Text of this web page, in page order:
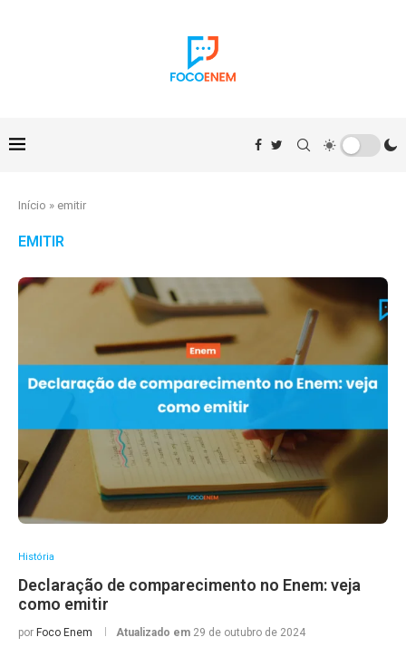
Início » emitir
EMITIR
História
Declaração de comparecimento no Enem: veja
como emitir
por Foco Enem Atualizado em 29 de outubro de 2024